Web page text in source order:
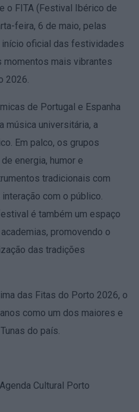
o FITA (Festival Ibérico de
feira, 6 de maio, pelas
início oficial das festividades
momentos mais vibrantes
2026.
de Portugal e Espanha
música universitária, a
Em palco, os grupos
energia, humor e
tradicionais com
com o público.
é também um espaço
promovendo o
das tradições
das Fitas do Porto 2026, o
como um dos maiores e
do país.
Cultural Porto